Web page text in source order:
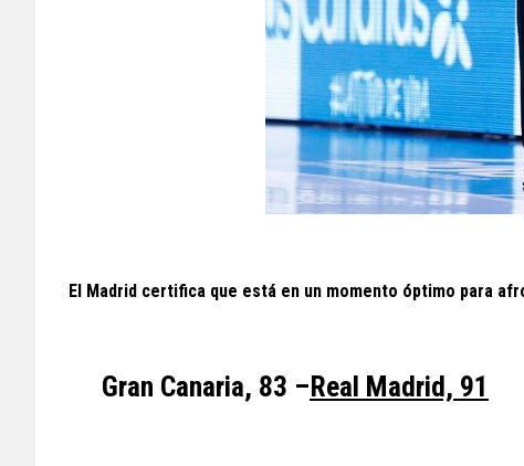
El Madrid certifica que está en un momento óptimo para
Gran Canaria, 83 –Real Madrid, 91